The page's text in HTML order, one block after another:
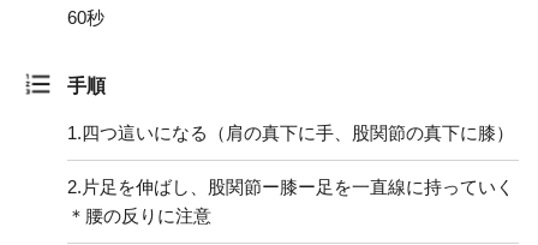
60秒
手順
1.四つ這いになる（肩の真下に手、股関節の真下に膝）
2. 片足を伸ばし、股関節ー膝ー足を一直線に持っていく
＊腰の反りに注意